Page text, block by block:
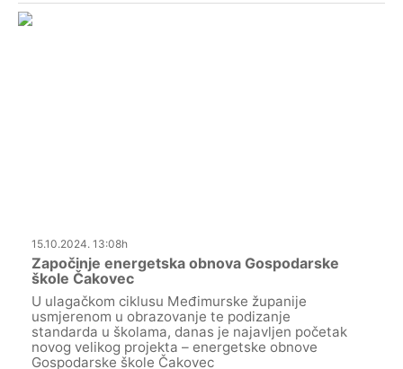
15.10.2024. 13:08h
Započinje energetska obnova Gospodarske
škole Čakovec
U ulagačkom ciklusu Međimurske županije
usmjerenom u obrazovanje te podizanje
standarda u školama, danas je najavljen početak
novog velikog projekta – energetske obnove
Gospodarske škole Čakovec